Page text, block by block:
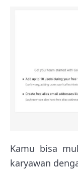
Kamu bisa
karyawan